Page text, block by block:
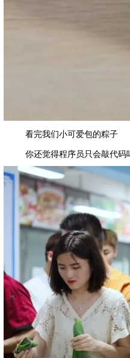
看完我们小可爱包的粽子
你还觉得程序员只会敲代码